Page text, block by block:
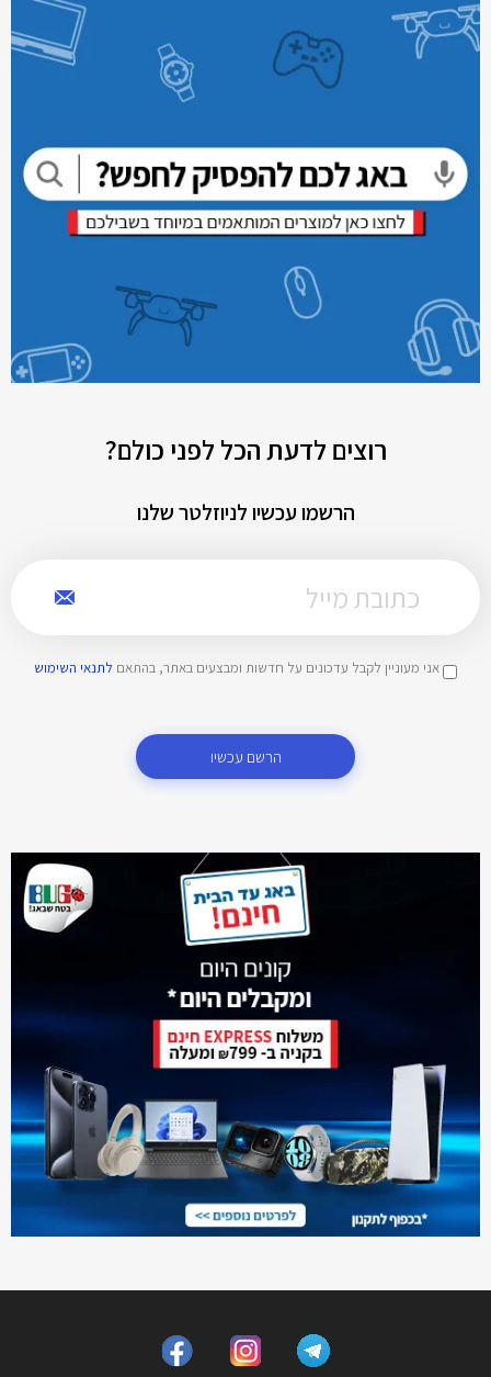
רוצים לדעת הכל לפני כולם?
הרשמו עכשיו לניוזלטר שלנו
אני מעוניין לקבל עדכונים על חדשות ומבצעים באתר, בהתאם לתנאי השימוש
הרשם עכשיו